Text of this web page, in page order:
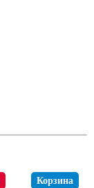
Корзина